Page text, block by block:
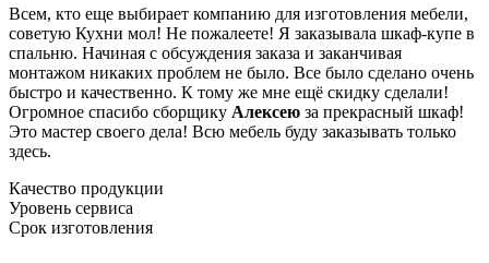
Всем, кто еще выбирает компанию для изготовления мебели,
советую Кухни мол! Не пожалеете! Я заказывала шкаф-купе в
спальню. Начиная с обсуждения заказа и заканчивая
монтажом никаких проблем не было. Все было сделано очень
быстро и качественно. К тому же мне ещё скидку сделали!
Огромное спасибо сборщику Алексею за прекрасный шкаф!
Это мастер своего дела! Всю мебель буду заказывать только
здесь.
Качество продукции
Уровень сервиса
Срок изготовления